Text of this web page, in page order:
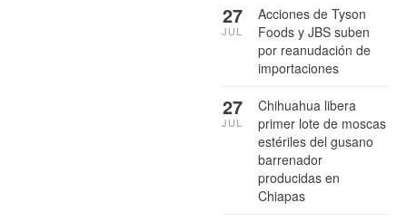
Acciones de Tyson
Foods y JBS suben
por reanudación de
importaciones
27
JUL
Chihuahua libera
primer lote de moscas
estériles del gusano
barrenador
producidas en
Chiapas
27
JUL